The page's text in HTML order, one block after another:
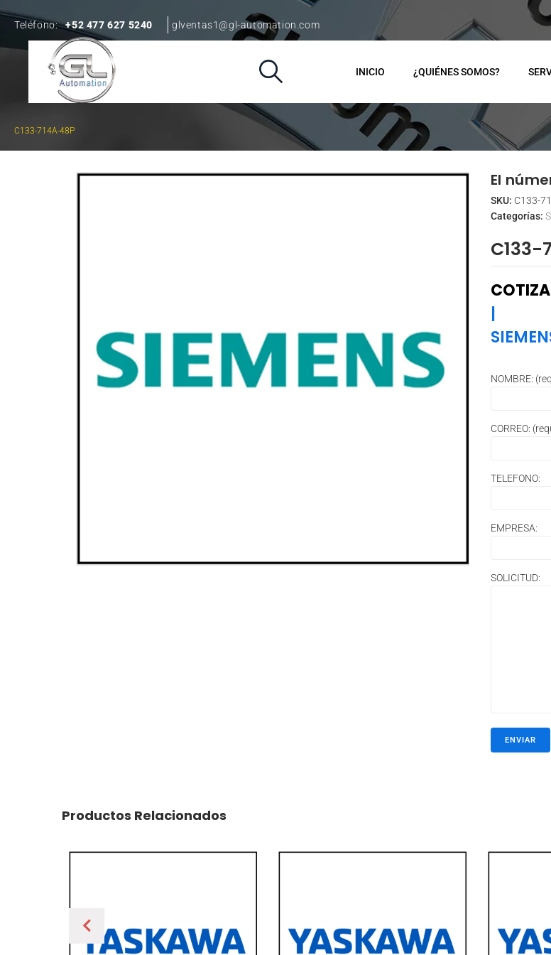
Teléfono: +52 477 627 5240 glventas1@gl-automation.com
INICIO ¿QUIÉNES SOMOS?
C133-714A-48P
El
SKU: C133-
Categorías:
C133-
|
NOMBRE:
CORREO:
TELEFONO:
EMPRESA:
SOLICITUD:
Productos Relacionados